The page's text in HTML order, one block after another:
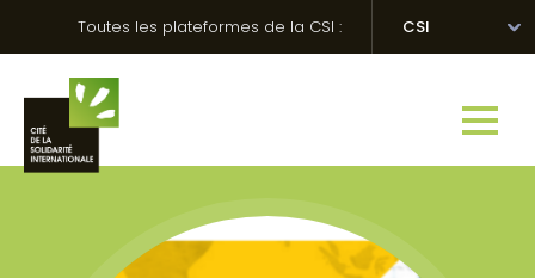
Toutes les plateformes de la CSI : CSI